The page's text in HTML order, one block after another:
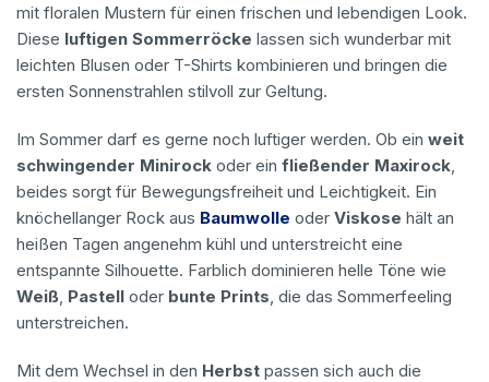
mit floralen Mustern für einen frischen und lebendigen Look.
Diese luftigen Sommerröcke lassen sich wunderbar mit
leichten Blusen oder T-Shirts kombinieren und bringen die
ersten Sonnenstrahlen stilvoll zur Geltung.
Im Sommer darf es gerne noch luftiger werden. Ob ein weit
schwingender Minirock oder ein fließender Maxirock
beides sorgt für Bewegungsfreiheit und Leichtigkeit. Ein
knöchellanger Rock aus Baumwolle oder Viskose hält an
heißen Tagen angenehm kühl und unterstreicht eine
entspannte Silhouette. Farblich dominieren helle Töne wie
Weiß Pastell oder bunte Prints , die das Sommerfeeling
unterstreichen.
Mit dem Wechsel in den Herbst passen sich auch die